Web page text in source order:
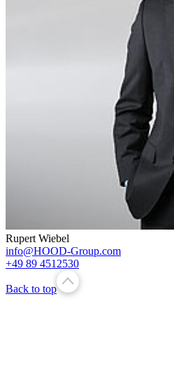
Rupert Wiebel
info@HOOD-Group.com
+49 89 4512530
Back to top